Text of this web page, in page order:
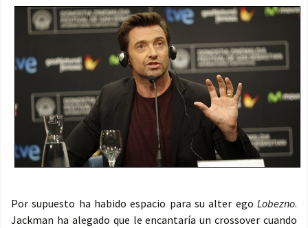
Por supuesto ha habido espacio para su alter ego Lobezno.
Jackman ha alegado que le encantaría un crossover cuando